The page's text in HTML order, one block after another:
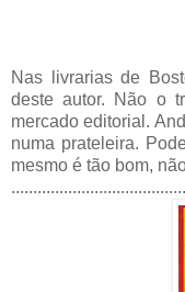
Nas livrarias de
deste autor. Não o
mercado editorial.
numa prateleira.
mesmo é tão bom,